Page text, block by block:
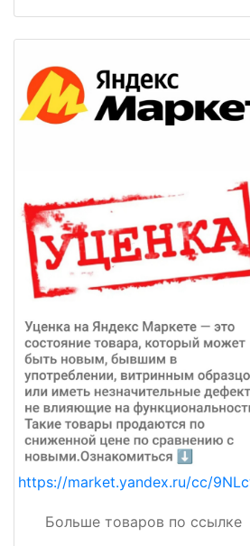
https://market.yandex.ru/cc/
Больше товаров по ссылке